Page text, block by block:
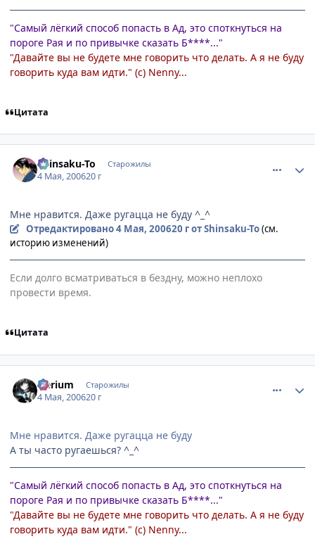
"Самый лёгкий способ попасть в Ад, это споткнуться на
пороге Рая и по привычке сказать Б****..."
"Давайте вы не будете мне говорить что делать. А я не буду
говорить куда вам идти." (с) Nenny...
Цитата
Shinsaku-To Старожилы
4 Мая, 200620 г
Мне нравится. Даже ругацца не буду ^_^
Отредактировано4 Мая, 200620 гот Shinsaku-To(см.
историю изменений)
Если долго всматриваться в бездну, можно неплохо
провести время.
Цитата
Nerium Старожилы
4 Мая, 200620 г
Мне нравится. Даже ругацца не буду
А ты часто ругаешься? ^_^
"Самый лёгкий способ попасть в Ад, это споткнуться на
пороге Рая и по привычке сказать Б****..."
"Давайте вы не будете мне говорить что делать. А я не буду
говорить куда вам идти." (с) Nenny...